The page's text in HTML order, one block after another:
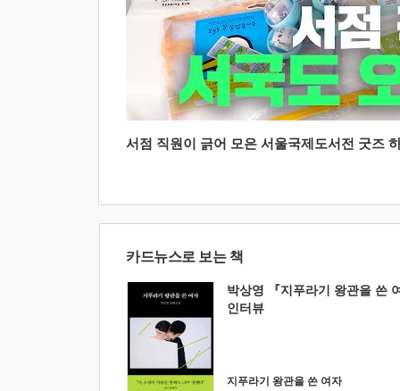
서점 직원이 긁어 모은 서울국제도서전 굿즈
카드뉴스로 보는 책
박상영 『지푸라기 왕관을 쓴
인터뷰
지푸라기 왕관을 쓴 여자